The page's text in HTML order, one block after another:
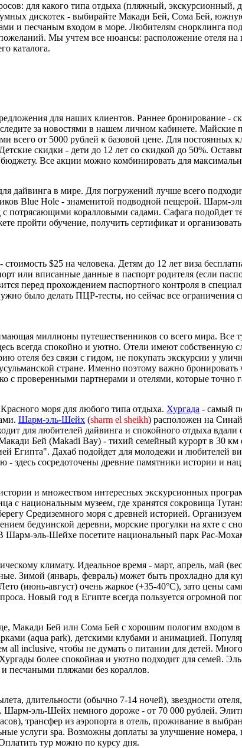
для какого типа отдыха (пляжный, экскурсионный,
дискотек - выбирайте Макади Бей, Сома Бей,
и песчаным входом в море. Любителям снорклинга
Мы учтем все нюансы: расположение отеля
каталога.
для наших клиентов. Раннее бронирование -
за новостями в нашем личном кабинете.
всего от 5000 рублей к базовой цене. Для постоянных
скидки - дети до 12 лет со скидкой до 50%.
Все акции можно комбинировать для
дайвинга в мире. Для погружений лучше всего
Blue Hole - знаменитой подводной пещерой. Шарм-
коралловыми садами. Сафага подойдет
пройти обучение, получить сертификат и
$25 на человека. Детям до 12 лет виза
или вписанные данные в паспорт родителя (если
перед прохождением паспортного контроля в
было делать ПЦР-тесты, но сейчас все
миллионы путешественников со всего мира.
всегда спокойно и уютно. Отели имеют собственную
отеля без связи с гидом, не покупать экскурсии у
стране. Именно поэтому важно
с проверенными партнерами и отелями, которые точно
моря для любого типа отдыха. Хургада - самый
Шарм-эль-Шейх (sharm el sheikh) расположен на
для любителей дайвинга и спокойного отдыха
Бей (Makadi Bay) - тихий семейный курорт в 30
Египта". Дахаб подойдет для молодежи и любителей
здесь сосредоточены древние памятники истории и
и множеством интересных экскурсионных
с национальным музеем, где хранятся сокровища
Средиземного моря с древней историей.
бедуинской деревни, морские прогулки на яхте с
Шарм-эль-Шейхе посетите национальный парк Рас-
климату. Идеальное время - март, апрель, май
Зимой (январь, февраль) может быть прохладно для
(июнь-август) очень жаркое (+35-40°C), зато цены
Новый год в Египте всегда пользуется огромной
Макади Бей или Сома Бей с хорошим пологим входом
(aqua park), детскими клубами и анимацией.
all inclusive, чтобы не думать о питании для детей.
более спокойная и уютно подходит для семей.
песчаными пляжами без кораллов.
длительности (обычно 7-14 ночей), звездности
Шарм-эль-Шейх немного дороже - от 70 000 рублей.
трансфер из аэропорта в отель, проживание в
услуги spa. Возможны доплаты за улучшение
тур можно по курсу дня.